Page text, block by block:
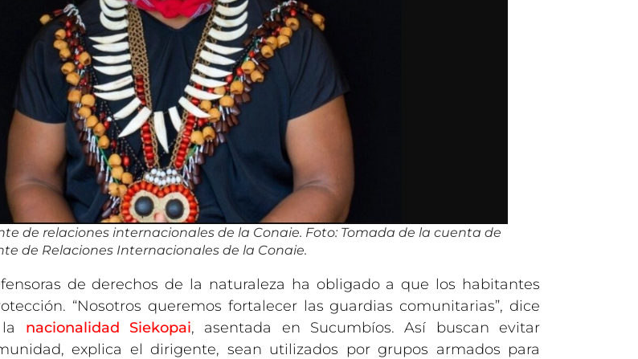
de relaciones internacionales de la Conaie. Foto: Tomada de la cuenta de
de Relaciones Internacionales de la Conaie.
de derechos de la naturaleza ha obligado a que los habitantes
“Nosotros queremos fortalecer las guardias comunitarias”, dice
nacionalidad Siekopai, asentada en Sucumbíos. Así buscan evitar
explica el dirigente, sean utilizados por grupos armados para